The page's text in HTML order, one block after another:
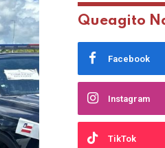
Queagito
Facebook
Instagram
TikTok